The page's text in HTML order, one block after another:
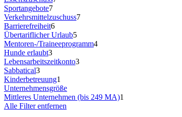
Sportangebote7
Verkehrsmittelzuschuss7
Barrierefreiheit6
Übertariflicher Urlaub5
Mentoren-/Traineeprogramm4
Hunde erlaubt3
Lebensarbeitszeitkonto3
Sabbatical3
Kinderbetreuung1
Unternehmensgröße
Mittleres Unternehmen (bis 249 MA)1
Alle Filter entfernen